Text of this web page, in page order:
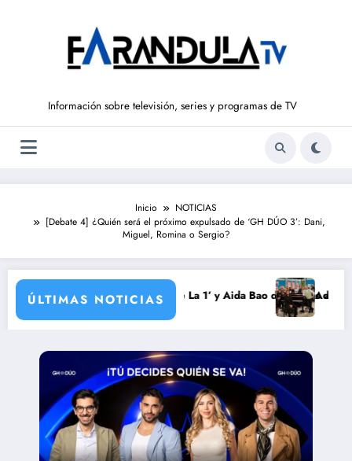
Información sobre televisión, series y programas de TV
Inicio
NOTICIAS
[Debate 4] ¿Quién será el próximo expulsado de ‘GH DÚO 3’: Dani,
Miguel, Romina o Sergio?
ÚLTIMAS NOTICIAS
vuelve a ‘La Hora de La 1’ y Aida Bao da el salto a ‘Mañaneros
Adiós a ‘Cine